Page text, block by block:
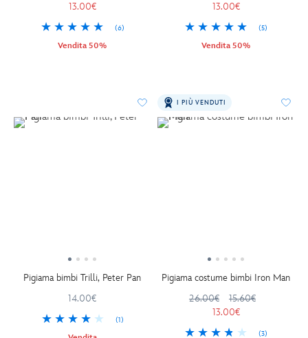
13.00€
(6)
Vendita 50%
13.00€
(5)
Vendita 50%
Pigiama bimbi Trilli, Peter Pan
14.00€
(1)
I PIÙ VENDUTI
Pigiama costume bimbi Iron Man
26.00€
15.60€
13.00€
(3)